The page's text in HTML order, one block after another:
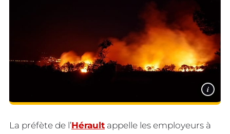
i
La préfète de l’Hérault appelle les employeurs à